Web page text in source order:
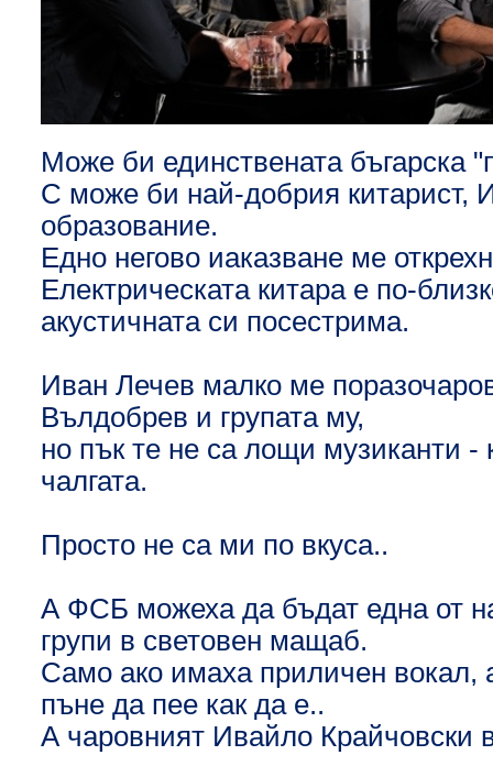
Може би единствената бъгарска
С може би най-добрия китарист,
образование.
Едно негово иаказване ме
Електрическата китара е по-
акустичната си посестрима.
Иван Лечев малко ме
Вълдобрев и групата му,
но пък те не са лощи музиканти -
чалгата.
Просто не са ми по вкуса..
А ФСБ можеха да бъдат една от
групи в световен мащаб.
Само ако имаха приличен
пъне да пее как да е..
А чаровният Ивайло Крайчовски